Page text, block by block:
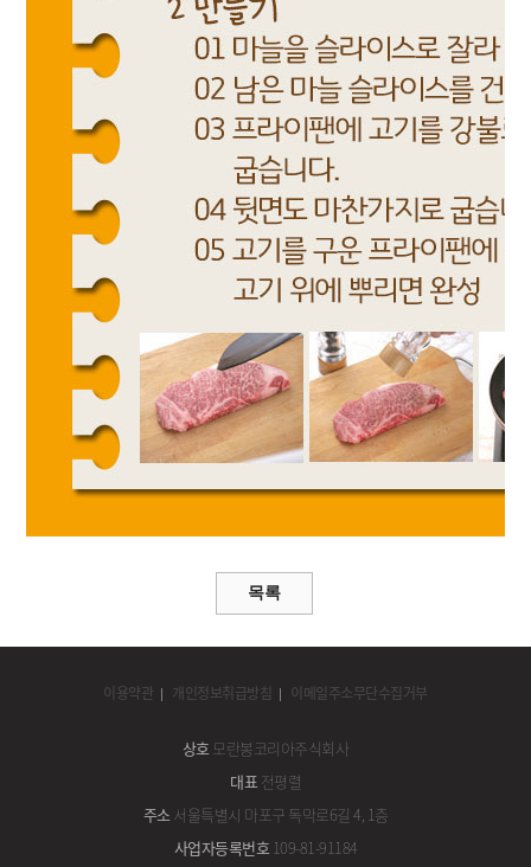
이용약관 개인정보취급방침 이메일주소무단수집거부
상호모란봉코리아주식회사
대표전평렬
주소서울특별시 마포구 독막로6길 4, 1층
사업자등록번호109-81-91184